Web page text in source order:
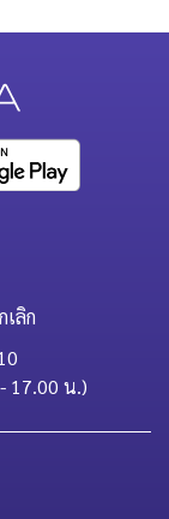
ลิก
17.00 น.)